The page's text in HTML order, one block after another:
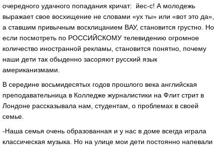
очередного удачного попадания кричат: йес-с! А молодежь
выражает свое восхищение не словами «ух ты» или «вот это да»,
а ставшим привычным восклицанием ВАУ, становится грустно. Но
если посмотреть по РОССИЙСКОМУ телевидению огромное
количество иностранной рекламы, становится понятно, почему
наши дети так обыденно засоряют русский язык
американизмами.
В середине восьмидесятых годов прошлого века английская
преподавательница в Колледже журналистики на Флит стрит в
Лондоне рассказывала нам, студентам, о проблемах в своей
семье.
-Наша семья очень образованная и у нас в доме всегда играла
классическая музыка. Но на улице мои дети постоянно напевали